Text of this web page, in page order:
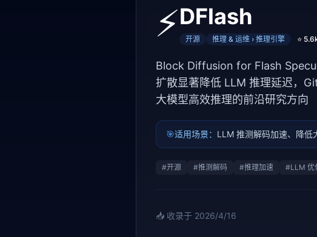
⚡DFlash
开源 推理 & 运维 › 推理引擎 ⭐
Block Diffusion for Flash
扩散显著降低 LLM 推理延迟，
大模型高效推理的前沿研究方向
🎯适用场景： LLM 推测解码加速、降低
#开源 #推测解码 #推理加速 #LLM 优
📥 收录于 2026/4/16